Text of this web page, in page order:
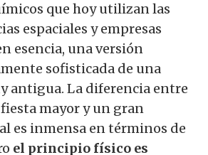
que hoy utilizan las
espaciales y empresas
esencia, una versión
sofisticada de una
antigua. La diferencia entre
mayor y un gran
es inmensa en términos de
el principio físico es